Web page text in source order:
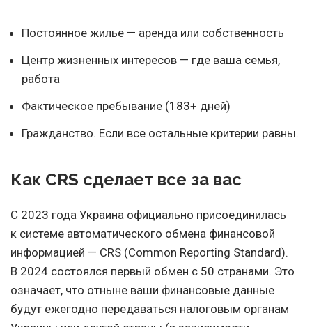
Постоянное жилье — аренда или собственность
Центр жизненных интересов — где ваша семья,
работа
Фактическое пребывание (183+ дней)
Гражданство. Если все остальные критерии равны.
Как CRS сделает все за вас
С 2023 года Украина официально присоединилась
к системе автоматического обмена финансовой
информацией — CRS (Common Reporting Standard).
В 2024 состоялся первый обмен с 50 странами. Это
означает, что отныне ваши финансовые данные
будут ежегодно передаваться налоговым органам